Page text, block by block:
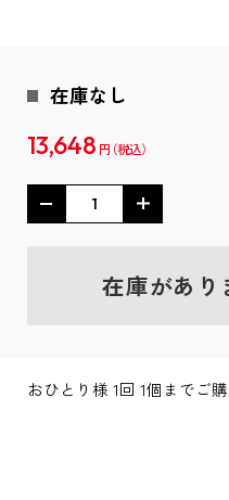
在庫なし
13,648 円
在庫があり
おひとり様 1回 1個までご